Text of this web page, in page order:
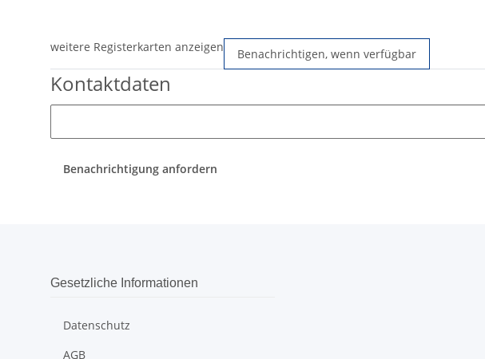
weitere Registerkarten anzeigen Benachrichtigen, wenn verfügbar
Kontaktdaten
Benachrichtigung anfordern
Gesetzliche Informationen
Datenschutz
AGB